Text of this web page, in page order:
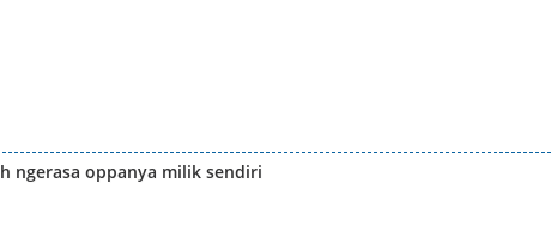
ngerasa oppanya milik sendiri